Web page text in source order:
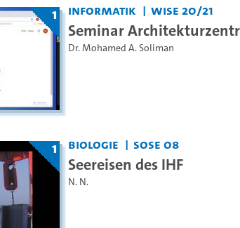
1 Informatik WiSe 20/21
Seminar
Dr. Mohamed A. Soliman
1 Biologie SoSe 08
Seereisen des IHF
N. N.